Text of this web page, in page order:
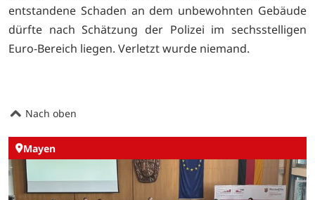
entstandene Schaden an dem unbewohnten Gebäude
dürfte nach Schätzung der Polizei im sechsstelligen
Euro-Bereich liegen. Verletzt wurde niemand.
Nach oben
Mayen